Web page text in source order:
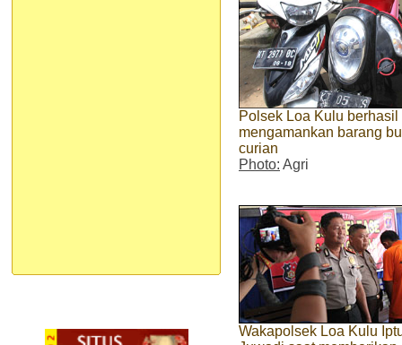
Polsek Loa Kulu
mengamankan barang
curian
Photo: Agri
Wakapolsek Loa Kulu